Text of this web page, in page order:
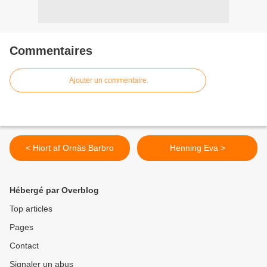
Commentaires
Ajouter un commentaire
< Hiort af Ornäs Barbro Henning Eva >
Hébergé par Overblog
Top articles
Pages
Contact
Signaler un abus